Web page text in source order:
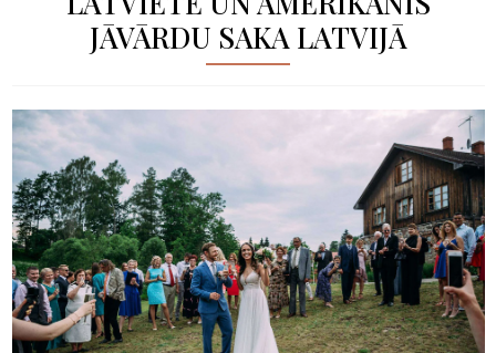
JĀVĀRDU SAKA LATVIJĀ